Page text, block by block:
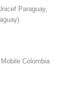
Paraguay,
Colombia